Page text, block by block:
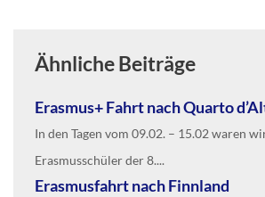
Ähnliche Beiträge
Erasmus+ Fahrt nach Quarto
In den Tagen vom 09.02. – 15.02 waren
Erasmusschüler der 8....
Erasmusfahrt nach Finnland